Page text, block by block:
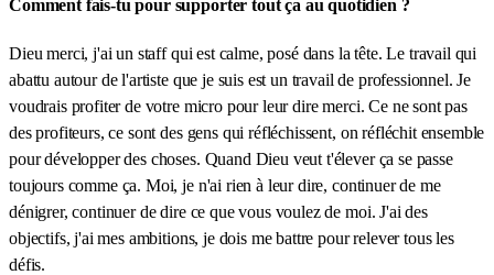
Comment fais-tu pour supporter tout ça au quotidien ?
Dieu merci, j'ai un staff qui est calme, posé dans la tête. Le travail qui
abattu autour de l'artiste que je suis est un travail de professionnel. Je
voudrais profiter de votre micro pour leur dire merci. Ce ne sont pas
des profiteurs, ce sont des gens qui réfléchissent, on réfléchit ensemble
pour développer des choses. Quand Dieu veut t'élever ça se passe
toujours comme ça. Moi, je n'ai rien à leur dire, continuer de me
dénigrer, continuer de dire ce que vous voulez de moi. J'ai des
objectifs, j'ai mes ambitions, je dois me battre pour relever tous les
défis.